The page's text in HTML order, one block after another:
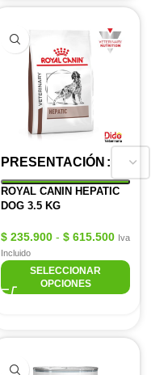
PRESENTACIÓN
ROYAL CANIN HEPATIC
DOG 3.5 KG
$ 235.900 - $ 615.500 Iva
Incluido
SELECCIONAR
OPCIONES